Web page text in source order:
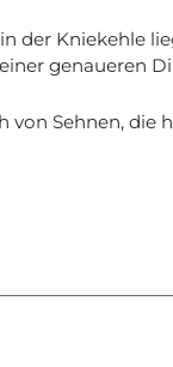
der Kniekehle
genaueren
von Sehnen, die